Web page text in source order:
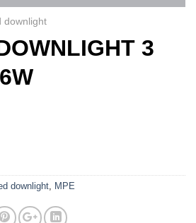
downlight
3
downlight, MPE